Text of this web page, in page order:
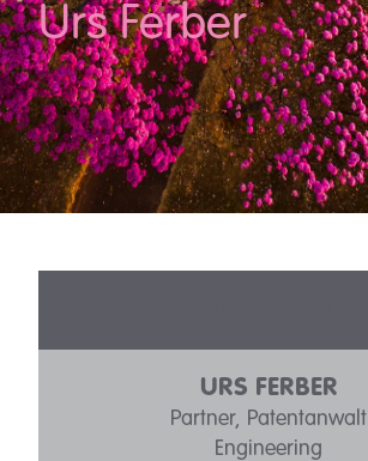
Urs Ferber
URS FERBER
Partner, Patentanwalt
Engineering